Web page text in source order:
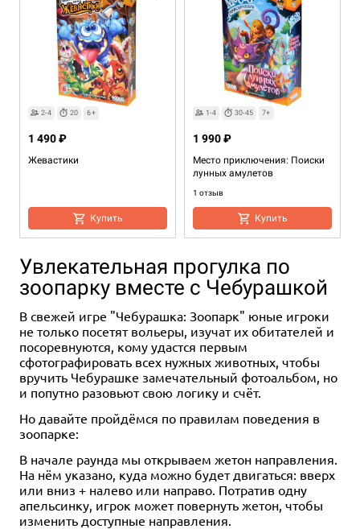
2-4 20 6+
Жевастики
1 490 ₽
Купить
1-4 30-45 7+
Место приключения: Поиски
лунных амулетов
1 отзыв
1 990 ₽
Купить
1-4 30-45 7+
Место приключения:
Пророчество Старого дуба
1 отзыв
Купить
2-4 45-90 18+
Дикинги
Уведомить о наличии
1-3 120-150 13+
Предназначение
Уведомить о наличии
2-4 45-60 12+
Демиург
Купить
Хит 1-4 60-90 12+
Место преступления
Купить
2-6 45+ 18+
Паранормальный детектив
Купить
Увлекательная прогулка по
зоопарку вместе с Чебурашкой
В свежей игре "Чебурашка: Зоопарк" юные игроки
не только посетят вольеры, изучат их обитателей и
посоревнуются, кому удастся первым
сфотографировать всех нужных животных, чтобы
вручить Чебурашке замечательный фотоальбом, но
и попутно разовьют свою логику и счёт.
Но давайте пройдёмся по правилам поведения в
зоопарке:
В начале раунда мы открываем жетон направления.
На нём указано, куда можно будет двигаться: вверх
или вниз + налево или направо. Потратив одну
апельсинку, игрок может повернуть жетон, чтобы
изменить доступные направления.